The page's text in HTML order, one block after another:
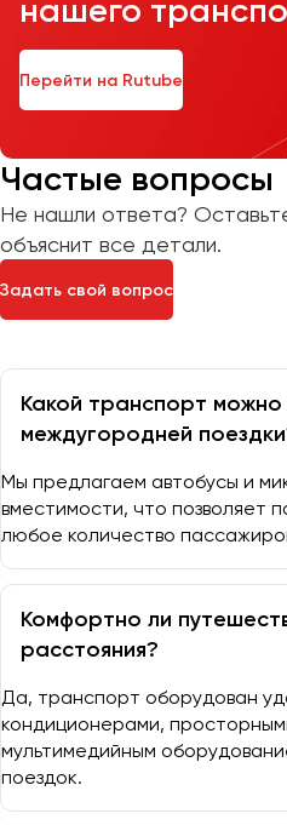
нашего
Перейти на Rutube
Частые вопросы
Не нашли ответа?
объяснит все детали.
Задать свой вопрос
Какой транспорт можно
междугородней
Мы предлагаем автобусы и
вместимости, что позволяет
любое количество
Комфортно ли
расстояния?
Да, транспорт оборудован
кондиционерами,
мультимедийным
поездок.